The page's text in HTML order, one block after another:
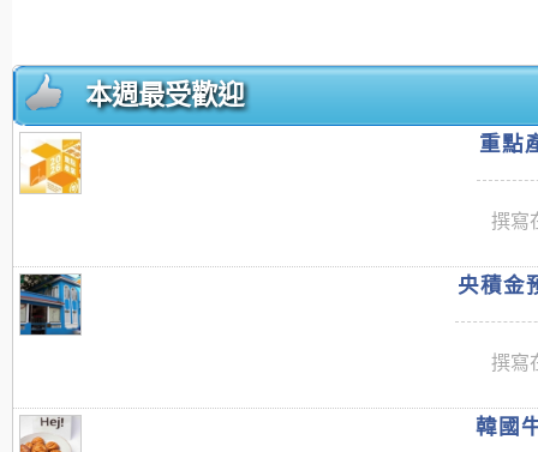
本週最受歡迎
重點
撰寫
央積金
撰寫
韓國